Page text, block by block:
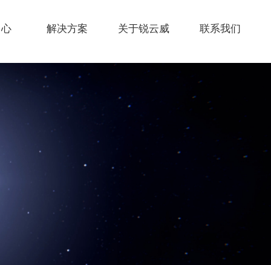
解决方案 关于锐云威 联系我们